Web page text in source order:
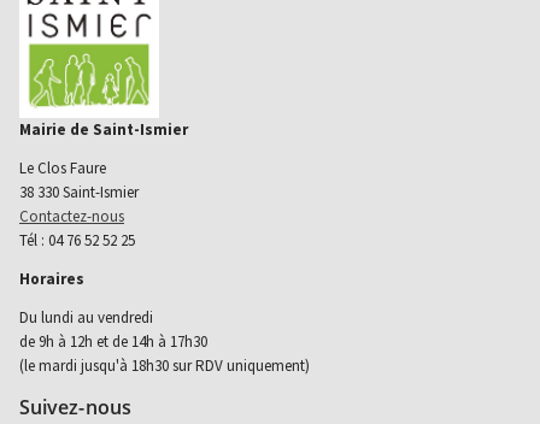
Mairie de Saint-Ismier
Le Clos Faure
38 330 Saint-Ismier
Contactez-nous
Tél : 04 76 52 52 25
Horaires
Du lundi au vendredi
de 9h à 12h et de 14h à 17h30
(le mardi jusqu'à 18h30 sur RDV uniquement)
Suivez-nous